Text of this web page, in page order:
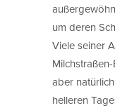
um deren
Viele seiner
aber
helleren